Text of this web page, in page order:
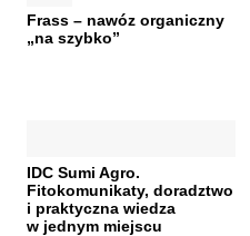
Frass – nawóz organiczny
„na szybko”
IDC Sumi Agro.
Fitokomunikaty, doradztwo
i praktyczna wiedza
w jednym miejscu